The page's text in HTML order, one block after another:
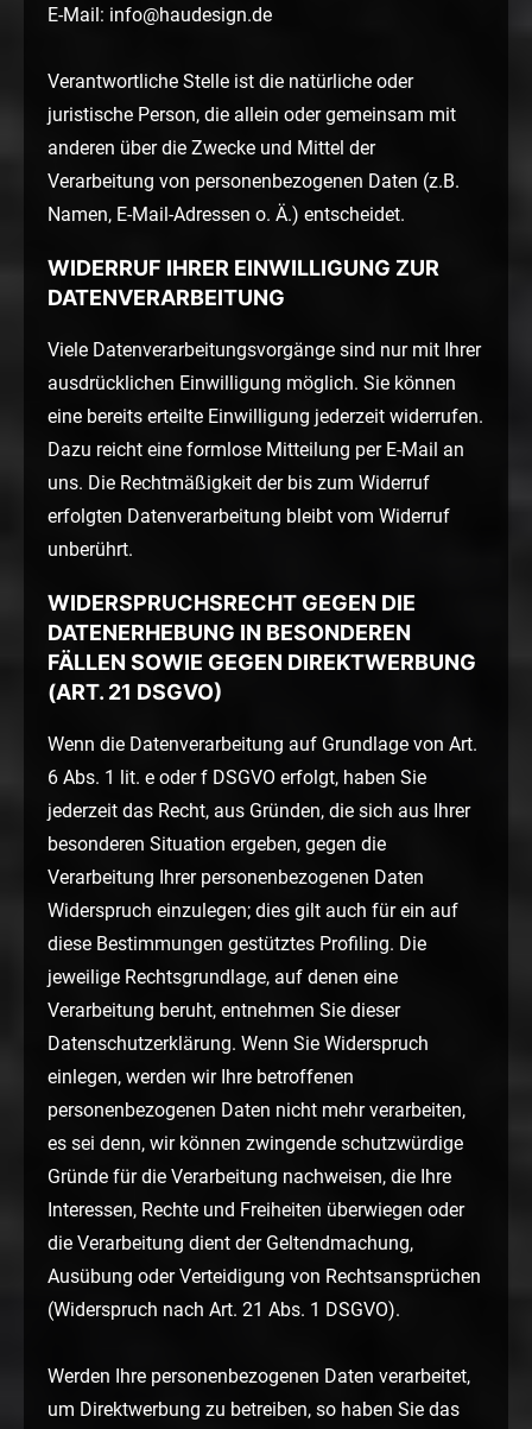
E-Mail: info@haudesign.de
Verantwortliche Stelle ist die natürliche oder
juristische Person, die allein oder gemeinsam mit
anderen über die Zwecke und Mittel der
Verarbeitung von personenbezogenen Daten (z.B.
Namen, E-Mail-Adressen o. Ä.) entscheidet.
WIDERRUF IHRER EINWILLIGUNG ZUR
DATENVERARBEITUNG
Viele Datenverarbeitungsvorgänge sind nur mit Ihrer
ausdrücklichen Einwilligung möglich. Sie können
eine bereits erteilte Einwilligung jederzeit widerrufen.
Dazu reicht eine formlose Mitteilung per E-Mail an
uns. Die Rechtmäßigkeit der bis zum Widerruf
erfolgten Datenverarbeitung bleibt vom Widerruf
unberührt.
WIDERSPRUCHSRECHT GEGEN DIE
DATENERHEBUNG IN BESONDEREN
FÄLLEN SOWIE GEGEN DIREKTWERBUNG
(ART. 21 DSGVO)
Wenn die Datenverarbeitung auf Grundlage von Art.
6 Abs. 1 lit. e oder f DSGVO erfolgt, haben Sie
jederzeit das Recht, aus Gründen, die sich aus Ihrer
besonderen Situation ergeben, gegen die
Verarbeitung Ihrer personenbezogenen Daten
Widerspruch einzulegen; dies gilt auch für ein auf
diese Bestimmungen gestütztes Profiling. Die
jeweilige Rechtsgrundlage, auf denen eine
Verarbeitung beruht, entnehmen Sie dieser
Datenschutzerklärung. Wenn Sie Widerspruch
einlegen, werden wir Ihre betroffenen
personenbezogenen Daten nicht mehr verarbeiten,
es sei denn, wir können zwingende schutzwürdige
Gründe für die Verarbeitung nachweisen, die Ihre
Interessen, Rechte und Freiheiten überwiegen oder
die Verarbeitung dient der Geltendmachung,
Ausübung oder Verteidigung von Rechtsansprüchen
(Widerspruch nach Art. 21 Abs. 1 DSGVO).
Werden Ihre personenbezogenen Daten verarbeitet,
um Direktwerbung zu betreiben, so haben Sie das